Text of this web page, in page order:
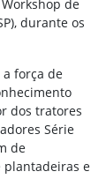
de
durante os
força de
dos tratores
Série
de
plantadeiras e